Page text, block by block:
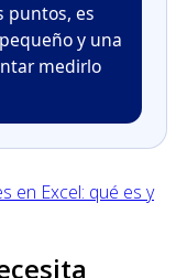
puntos, es
y una
medirlo
en Excel: qué es y